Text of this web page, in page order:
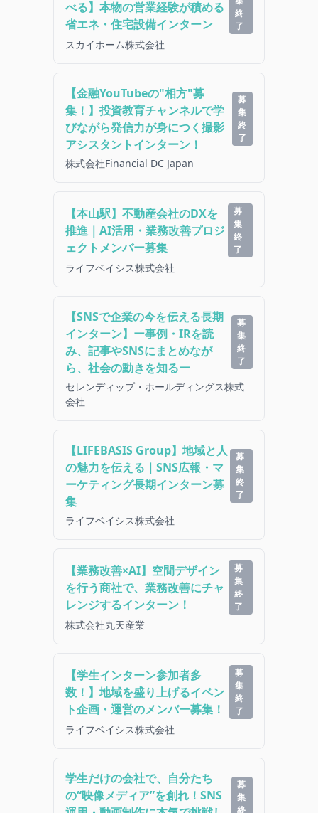
べる】本物の営業経験が積める
省エネ・住宅設備インターン
終
了
スカイホーム株式会社
【金融YouTubeの"相方"募
集！】投資教育チャンネルで学
びながら発信力が身につく撮影
アシスタントインターン！
募
集
終
了
株式会社Financial DC Japan
【本山駅】不動産会社のDXを
推進｜AI活用・業務改善プロジ
ェクトメンバー募集
募
集
終
了
ライフベイシス株式会社
【SNSで企業の今を伝える長期
インターン】ー事例・IRを読
み、記事やSNSにまとめなが
ら、社会の動きを知るー
募
集
終
了
セレンディップ・ホールディングス株式
会社
【LIFEBASIS Group】地域と人
の魅力を伝える｜SNS広報・マ
ーケティング長期インターン募
集
募
集
終
了
ライフベイシス株式会社
【業務改善×AI】空間デザイン
を行う商社で、業務改善にチャ
レンジするインターン！
募
集
終
了
株式会社丸天産業
【学生インターン参加者多
数！】地域を盛り上げるイベン
ト企画・運営のメンバー募集！
募
集
終
了
ライフベイシス株式会社
学生だけの会社で、自分たち
の“映像メディア”を創れ！SNS
募
集
終